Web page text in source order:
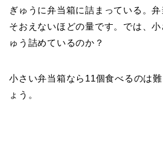
ぎゅうに弁当箱に詰まっている。
そおえないほどの量です。では、
ゅう詰めているのか？
小さい弁当箱なら11個食べるのは
ょう。